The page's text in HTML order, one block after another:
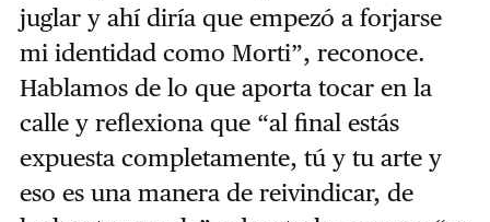
juglar y ahí diría que empezó a forjarse
mi identidad como Morti”, reconoce.
Hablamos de lo que aporta tocar en la
calle y reflexiona que “al final estás
expuesta completamente, tú y tu arte y
eso es una manera de reivindicar, de